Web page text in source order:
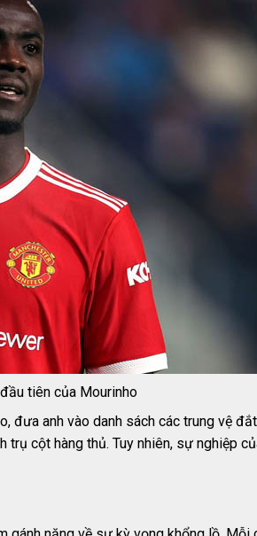
tiên của Mourinho
anh vào danh sách các trung vệ
cột hàng thủ. Tuy nhiên, sự nghiệp